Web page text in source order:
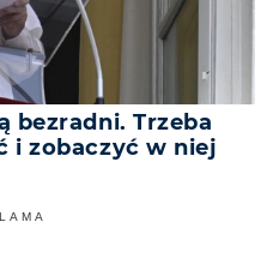
bezradni. Trzeba
i zobaczyć w niej